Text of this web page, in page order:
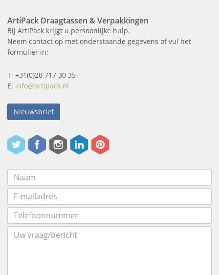
ArtiPack Draagtassen & Verpakkingen
Bij ArtiPack krijgt u persoonlijke hulp.
Neem contact op met onderstaande gegevens of vul het
formulier in:
T: +31(0)20 717 30 35
E: info@artipack.nl
Nieuwsbrief